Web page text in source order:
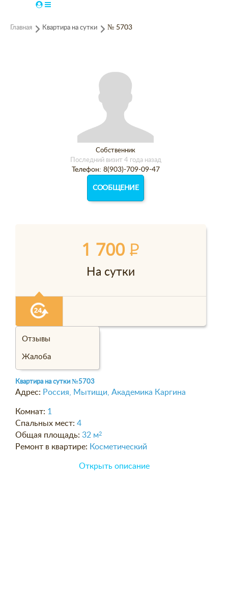
Главная Квартира на сутки № 5703
Собственник
Последний визит 4 года назад
Телефон: 8(903)-709-09-47
СООБЩЕНИЕ
1 700P
На сутки
Отзывы
Жалоба
Квартира на сутки №5703
Адрес: Россия, Мытищи, Академика Каргина
Комнат: 1
Спальных мест: 4
Общая площадь: 32 м2
Ремонт в квартире: Косметический
Открыть описание